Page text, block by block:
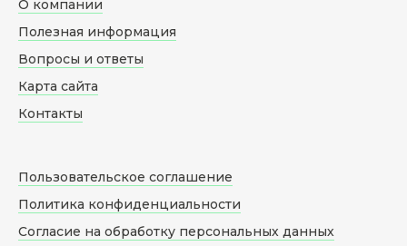
О компании
Полезная информация
Вопросы и ответы
Карта сайта
Контакты
Пользовательское соглашение
Политика конфиденциальности
Согласие на обработку персональных данных